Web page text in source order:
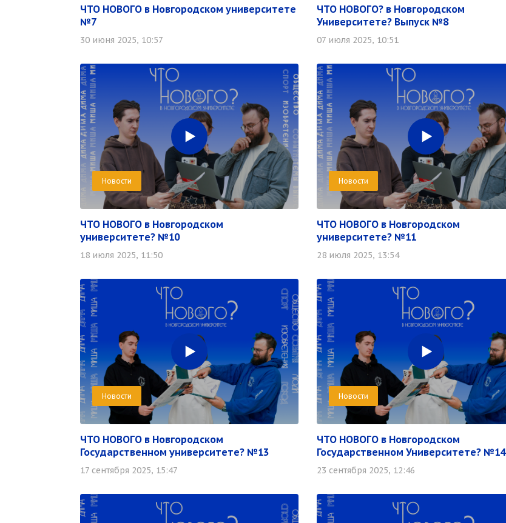
ЧТО НОВОГО в Новгородском университете
№7
30 июня 2025, 10:57
ЧТО НОВОГО? в Новгородском
Университете? Выпуск №8
07 июля 2025, 10:51
Новости
ЧТО НОВОГО в Новгородском
университете? №10
18 июля 2025, 11:50
Новости
ЧТО НОВОГО в Новгородском
университете? №11
28 июля 2025, 13:54
Новости
ЧТО НОВОГО в Новгородском
Государственном университете? №13
17 сентября 2025, 15:47
Новости
ЧТО НОВОГО в Новгородском
Государственном Университете? №14
23 сентября 2025, 12:46